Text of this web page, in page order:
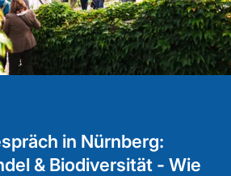
in Nürnberg:
& Biodiversität - Wie